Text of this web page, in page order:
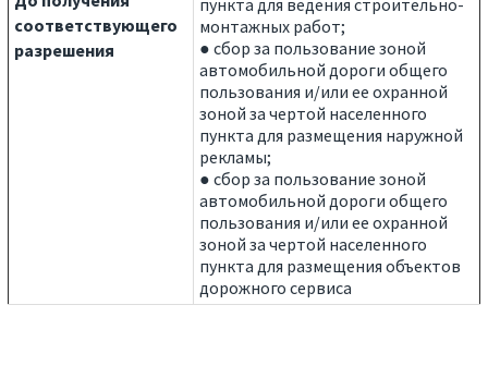
соответствующего
разрешения
пункта для ведения строительно-
монтажных работ;
● сбор за пользование зоной
автомобильной дороги общего
пользования и/или ее охранной
зоной за чертой населенного
пункта для размещения наружной
рекламы;
● сбор за пользование зоной
автомобильной дороги общего
пользования и/или ее охранной
зоной за чертой населенного
пункта для размещения объектов
дорожного сервиса